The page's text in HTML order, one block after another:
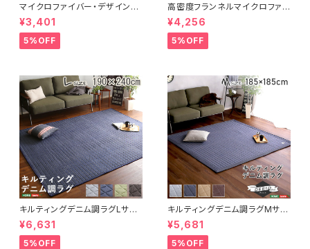
マイクロファイバー・デザインラ
グマットMサイズ（185×185cm）
洗えるラグマット 【WASHFA2】
FRG-D2-M
¥3,401
5%OFF
高密度フランネルマイクロファイ
バー・ラグマットLサイズ（200×2
50cm）洗えるラグマット｜ナル
トレア
¥4,256
5%OFF
キルティングデニム調ラグLサイ
ズ(190x240cm)オールシーズ
ン、滑り止め付き、手洗い対応【D
erid-デリッド-】 DRG-L
¥6,631
5%OFF
キルティングデニム調ラグMサイ
ズ(185x185cm)オールシーズ
ン、滑り止め付き、手洗い対応【D
erid-デリッド-】 DRG-M
¥5,681
5%OFF